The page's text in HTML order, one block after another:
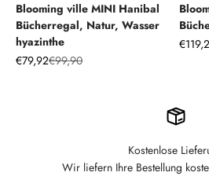
Blooming ville MINI Hanibal
Bücherregal, Natur, Wasser
hyazinthe
Angebot
€79,92Regulärer Preis
€99,90
Kostenlose
Wir liefern Ihre Bestellung